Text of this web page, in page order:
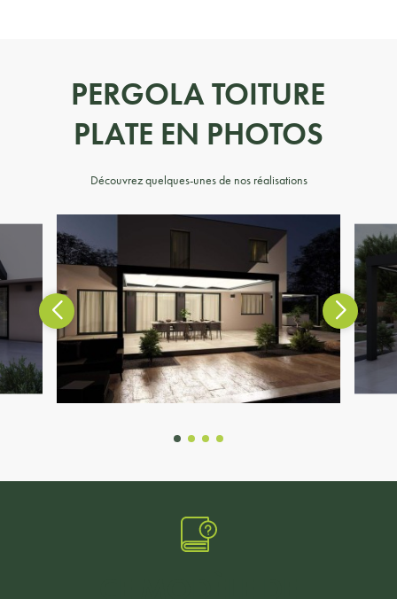
PERGOLA TOITURE
PLATE EN PHOTOS
Découvrez quelques-unes de nos réalisations